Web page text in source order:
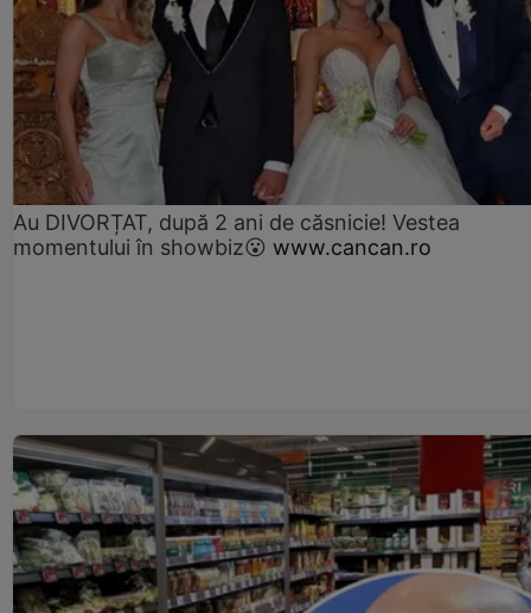
Au DIVORȚAT, după 2 ani de căsnicie! Vestea
momentului în showbiz😮 www.cancan.ro